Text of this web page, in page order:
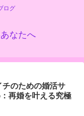
ログ
なたへ
チのための婚活サ
再婚を叶える究極